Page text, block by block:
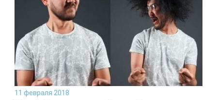
11 февраля 2018